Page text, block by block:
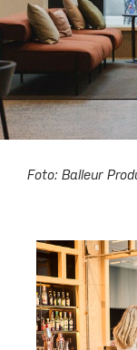
Foto: Balleur